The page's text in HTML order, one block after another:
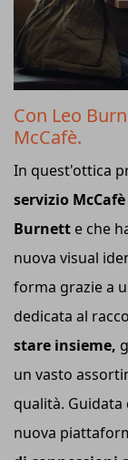
Con Leo
McCafè.
In quest'ottica
servizio
Burnett e che
nuova visual
forma grazie a
dedicata al
stare insieme,
un vasto
qualità.
nuova